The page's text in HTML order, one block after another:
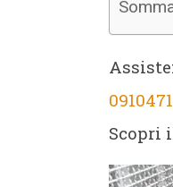
0910471
Scopri